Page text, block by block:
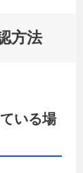
方法
いる場